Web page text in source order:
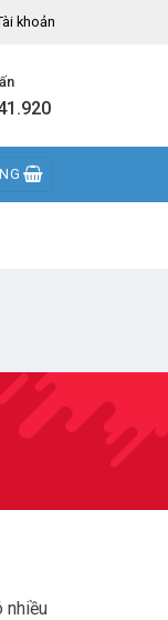
khoản
nhiều